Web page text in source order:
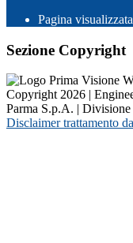
Pagina visualizzata
Sezione Copyright
Copyright 2026 |
Parma S.p.A. |
Disclaimer trattamento